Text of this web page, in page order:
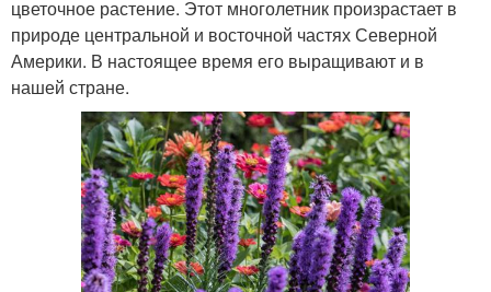
цветочное растение. Этот многолетник произрастает в
природе центральной и восточной частях Северной
Америки. В настоящее время его выращивают и в
нашей стране.